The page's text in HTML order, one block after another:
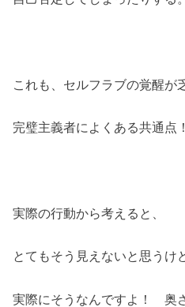
これも、セルフラブの覚醒が
完璧主義者によくある共通点！
実際の行動から考えると、
とてもそう見えないと思うけ
実際にそうなんですよ！ 奥